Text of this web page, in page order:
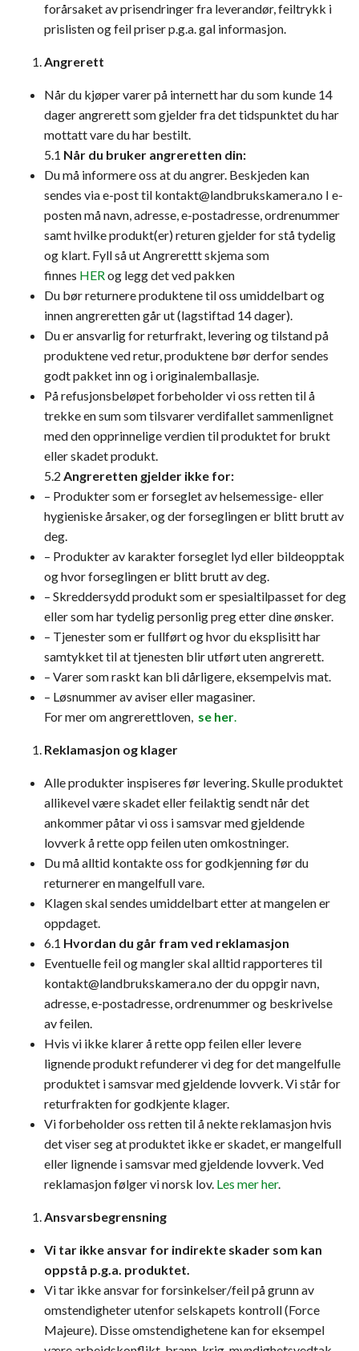
forårsaket av prisendringer fra leverandør, feiltrykk i
prislisten og feil priser p.g.a. gal informasjon.
Angrerett
Når du kjøper varer på internett har du som kunde 14
dager angrerett som gjelder fra det tidspunktet du har
mottatt vare du har bestilt.
5.1 Når du bruker angreretten din:
Du må informere oss at du angrer. Beskjeden kan
sendes via e-post til kontakt@landbrukskamera.no I e-
posten må navn, adresse, e-postadresse, ordrenummer
samt hvilke produkt(er) returen gjelder for stå tydelig
og klart. Fyll så ut Angrerettt skjema som
finnes HERog legg det ved pakken
Du bør returnere produktene til oss umiddelbart og
innen angreretten går ut (lagstiftad 14 dager).
Du er ansvarlig for returfrakt, levering og tilstand på
produktene ved retur, produktene bør derfor sendes
godt pakket inn og i originalemballasje.
På refusjonsbeløpet forbeholder vi oss retten til å
trekke en sum som tilsvarer verdifallet sammenlignet
med den opprinnelige verdien til produktet for brukt
eller skadet produkt.
5.2 Angreretten gjelder ikke for:
– Produkter som er forseglet av helsemessige- eller
hygieniske årsaker, og der forseglingen er blitt brutt av
deg.
– Produkter av karakter forseglet lyd eller bildeopptak
og hvor forseglingen er blitt brutt av deg.
– Skreddersydd produkt som er spesialtilpasset for deg
eller som har tydelig personlig preg etter dine ønsker.
– Tjenester som er fullført og hvor du eksplisitt har
samtykket til at tjenesten blir utført uten angrerett.
– Varer som raskt kan bli dårligere, eksempelvis mat.
– Løsnummer av aviser eller magasiner.
For mer om angrerettloven, se her.
Reklamasjon og klager
Alle produkter inspiseres før levering. Skulle produktet
allikevel være skadet eller feilaktig sendt når det
ankommer påtar vi oss i samsvar med gjeldende
lovverk å rette opp feilen uten omkostninger.
Du må alltid kontakte oss for godkjenning før du
returnerer en mangelfull vare.
Klagen skal sendes umiddelbart etter at mangelen er
oppdaget.
6.1 Hvordan du går fram ved reklamasjon
Eventuelle feil og mangler skal alltid rapporteres til
kontakt@landbrukskamera.no der du oppgir navn,
adresse, e-postadresse, ordrenummer og beskrivelse
av feilen.
Hvis vi ikke klarer å rette opp feilen eller levere
lignende produkt refunderer vi deg for det mangelfulle
produktet i samsvar med gjeldende lovverk. Vi står for
returfrakten for godkjente klager.
Vi forbeholder oss retten til å nekte reklamasjon hvis
det viser seg at produktet ikke er skadet, er mangelfull
eller lignende i samsvar med gjeldende lovverk. Ved
reklamasjon følger vi norsk lov. Les mer her.
Ansvarsbegrensning
Vi tar ikke ansvar for indirekte skader som kan
oppstå p.g.a. produktet.
Vi tar ikke ansvar for forsinkelser/feil på grunn av
omstendigheter utenfor selskapets kontroll (Force
Majeure). Disse omstendighetene kan for eksempel